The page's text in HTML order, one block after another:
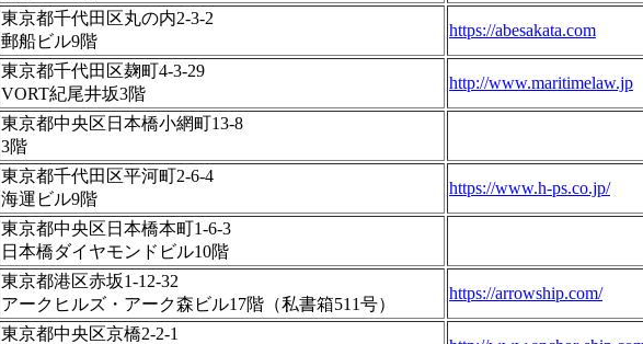
東京都千代田区丸の内2-3-2
郵船ビル9階
https://abesakata.com
東京都千代田区麹町4-3-29
VORT紀尾井坂3階
http://www.maritimelaw.jp
東京都中央区日本橋小網町13-8
3階
東京都千代田区平河町2-6-4
海運ビル9階
https://www.h-ps.co.jp/
東京都中央区日本橋本町1-6-3
日本橋ダイヤモンドビル10階
東京都港区赤坂1-12-32
アークヒルズ・アーク森ビル17階（私書箱511号）
https://arrowship.com/
東京都中央区京橋2-2-1